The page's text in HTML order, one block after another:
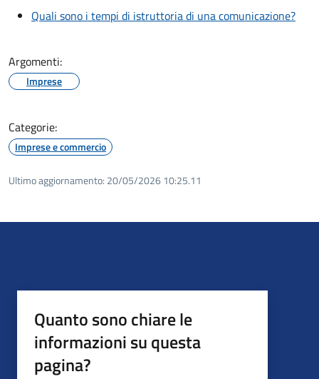
Quali sono i tempi di istruttoria di una comunicazione?
Argomenti:
Imprese
Categorie:
Imprese e commercio
Ultimo aggiornamento: 20/05/2026 10:25.11
Quanto sono chiare le
informazioni su questa
pagina?